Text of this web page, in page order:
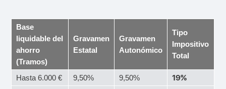
Base
liquidable del
ahorro
(Tramos)
Gravamen
Estatal
Gravamen
Autonómico
Tipo
Impositivo
Total
Hasta 6.000 € 9,50% 9,50% 19%